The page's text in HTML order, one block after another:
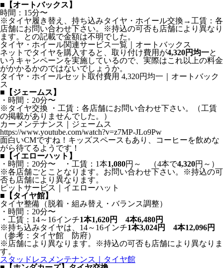
■【オートバックス】
時間：15分〜
※タイヤ履き替え、持ち込みタイヤ・ホイール交換→工賃：各
店舗にお問い合わせ下さい。※持込の可否も店舗により異なり
ます。との記載で金額は不明でした。
タイヤ・ホイール関連サービス一覧｜オートバックス
ネットでタイヤを購入すると、取り付け費用が4,320円均一と
いうキャンペーンを実施しているので、実際はこれ以上の料金
がかかるかのではないでしょうか。
タイヤ・ホイールセット取付費用 4,320円均一｜オートバック
ス
■【ジェームス】
・時間：20分〜
※タイヤ交換 ・工賃：各店舗にお問い合わせ下さい。（工賃
の掲載がありませんでした。）
カーメンテナンス｜ジェームス
https://www.youtube.com/watch?v=z7MP-JLo9Pw
面白いCMですね！キッズスペースもあり、コーヒーを飲めな
がら待てるようです！
■【イエローハット】
・時間：20分〜 ・工賃：1本1,080円～ （4本で4,320円～）
※各店舗ごとことなります。お問い合わせ下さい。※持込の可
否も店舗により異なります。
ピットサービス｜イエローハット
■【タイヤ館】
タイヤ整備（脱着・組み替え・バランス調整）
・時間：20分〜
・工賃：14～16インチ1本1,620円 4本6,480円
※持ち込みタイヤは、14～16インチ1本3,024円 4本12,096円
（参考：タイヤ館 防府）
※店舗により異なります。※持込の可否も店舗により異なりま
す。
スタッドレスメンテナンス｜タイヤ館